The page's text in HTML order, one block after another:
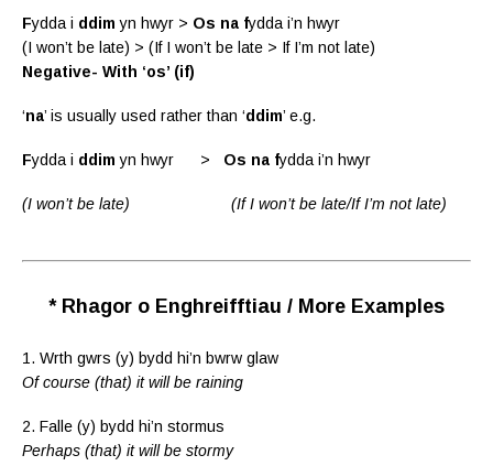
Fydda i ddim yn hwyr > Os na fydda i’n hwyr
(I won’t be late) > (If I won’t be late > If I’m not late)
Negative- With ‘os’ (if)
‘na’ is usually used rather than ‘ddim’ e.g.
Fydda i ddim yn hwyr > Os na fydda i’n hwyr
(I won’t be late) (If I won’t be late/If I’m not late)
* Rhagor o Enghreifftiau / More Examples
1. Wrth gwrs (y) bydd hi’n bwrw glaw
Of course (that) it will be raining
2. Falle (y) bydd hi’n stormus
Perhaps (that) it will be stormy